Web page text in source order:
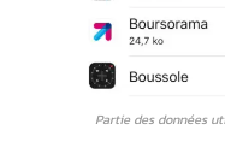
Partie des données